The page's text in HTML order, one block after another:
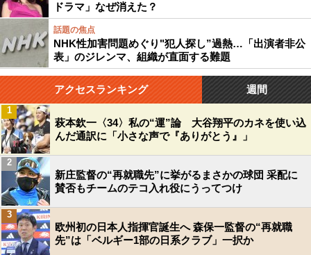
ドラマ」なぜ消えた？
話題の焦点
NHK性加害問題めぐり"犯人探し”過熱…「出演者非公
表」のジレンマ、組織が直面する難題
アクセスランキング 週間
萩本欽一〈34〉私の“運”論 大谷翔平のカネを使い込
んだ通訳に「小さな声で『ありがとう』」
1
新庄監督の“再就職先”に挙がるまさかの球団 采配に
賛否もチームのテコ入れ役にうってつけ
2
欧州初の日本人指揮官誕生へ 森保一監督の“再就職
先”は「ベルギー1部の日系クラブ」一択か
3